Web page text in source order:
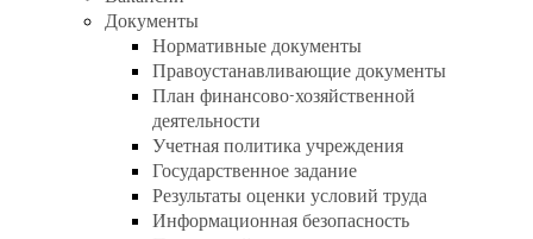
Документы
Нормативные документы
Правоустанавливающие документы
План финансово-хозяйственной
деятельности
Учетная политика учреждения
Государственное задание
Результаты оценки условий труда
Информационная безопасность